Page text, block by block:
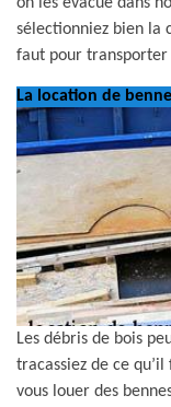
sélectionniez bien la
faut pour transporter
La location de
Les débris de bois
tracassiez de ce
vous louer des